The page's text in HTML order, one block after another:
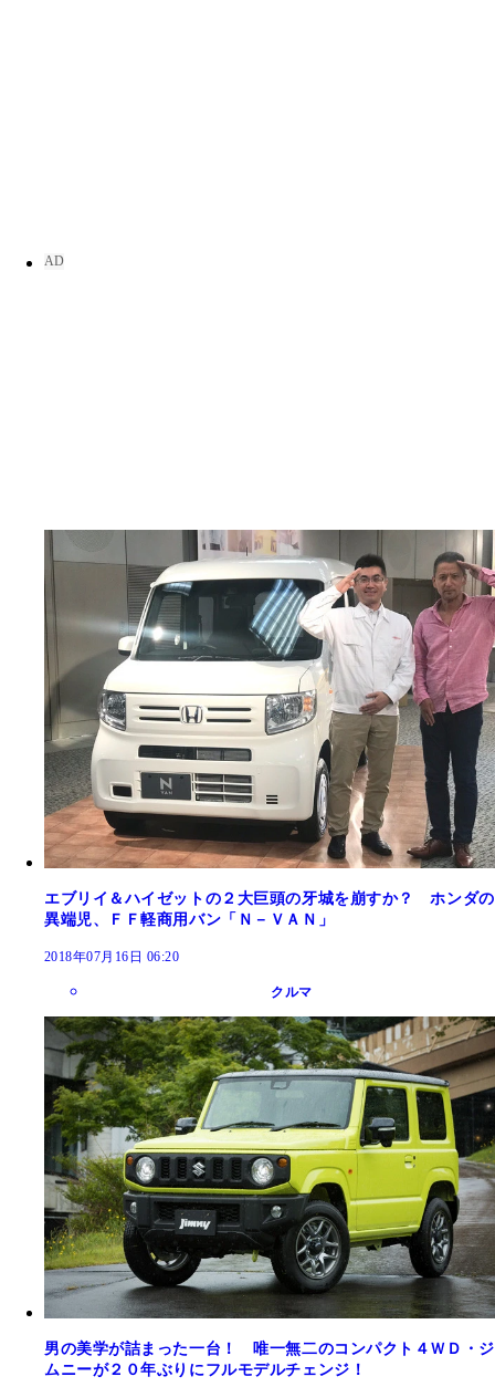
エブリイ＆ハイゼットの２大巨頭の牙城を崩すか？ ホンダの
異端児、ＦＦ軽商用バン「Ｎ－ＶＡＮ」
2018年07月16日 06:20
クルマ
男の美学が詰まった一台！ 唯一無二のコンパクト４ＷＤ・ジ
ムニーが２０年ぶりにフルモデルチェンジ！